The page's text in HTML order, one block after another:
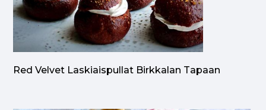
Red Velvet Laskiaispullat Birkkalan Tapaan